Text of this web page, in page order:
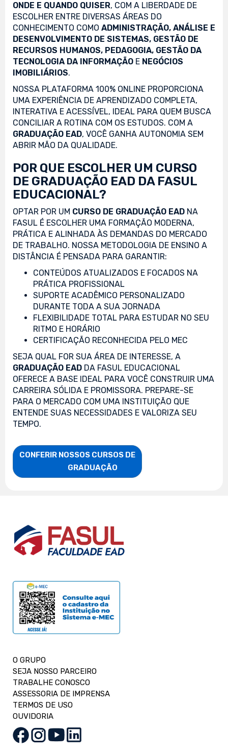
ONDE E QUANDO QUISER, COM A LIBERDADE DE
ESCOLHER ENTRE DIVERSAS ÁREAS DO
CONHECIMENTO COMO ADMINISTRAÇÃO, ANÁLISE E
DESENVOLVIMENTO DE SISTEMAS, GESTÃO DE
RECURSOS HUMANOS, PEDAGOGIA, GESTÃO DA
TECNOLOGIA DA INFORMAÇÃO E NEGÓCIOS
IMOBILIÁRIOS.
NOSSA PLATAFORMA 100% ONLINE PROPORCIONA
UMA EXPERIÊNCIA DE APRENDIZADO COMPLETA,
INTERATIVA E ACESSÍVEL, IDEAL PARA QUEM BUSCA
CONCILIAR A ROTINA COM OS ESTUDOS. COM A
GRADUAÇÃO EAD, VOCÊ GANHA AUTONOMIA SEM
ABRIR MÃO DA QUALIDADE.
POR QUE ESCOLHER UM CURSO
DE GRADUAÇÃO EAD DA FASUL
EDUCACIONAL?
OPTAR POR UM CURSO DE GRADUAÇÃO EAD NA
FASUL É ESCOLHER UMA FORMAÇÃO MODERNA,
PRÁTICA E ALINHADA ÀS DEMANDAS DO MERCADO
DE TRABALHO. NOSSA METODOLOGIA DE ENSINO A
DISTÂNCIA É PENSADA PARA GARANTIR:
CONTEÚDOS ATUALIZADOS E FOCADOS NA
PRÁTICA PROFISSIONAL
SUPORTE ACADÊMICO PERSONALIZADO
DURANTE TODA A SUA JORNADA
FLEXIBILIDADE TOTAL PARA ESTUDAR NO SEU
RITMO E HORÁRIO
CERTIFICAÇÃO RECONHECIDA PELO MEC
SEJA QUAL FOR SUA ÁREA DE INTERESSE, A
GRADUAÇÃO EAD DA FASUL EDUCACIONAL
OFERECE A BASE IDEAL PARA VOCÊ CONSTRUIR UMA
CARREIRA SÓLIDA E PROMISSORA. PREPARE-SE
PARA O MERCADO COM UMA INSTITUIÇÃO QUE
ENTENDE SUAS NECESSIDADES E VALORIZA SEU
TEMPO.
CONFERIR NOSSOS CURSOS DE
                    GRADUAÇÃO
O GRUPO
SEJA NOSSO PARCEIRO
TRABALHE CONOSCO
ASSESSORIA DE IMPRENSA
TERMOS DE USO
OUVIDORIA